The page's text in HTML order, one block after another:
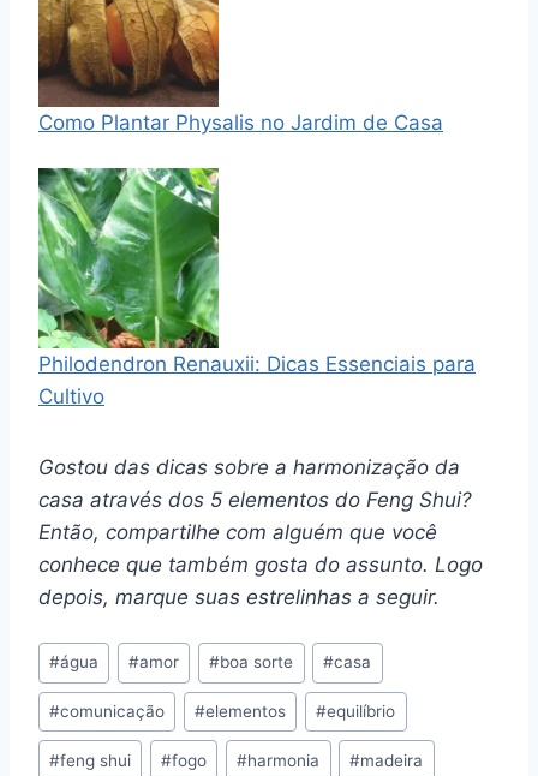
Como Plantar Physalis no Jardim de Casa
Philodendron Renauxii: Dicas Essenciais para
Cultivo
Gostou das dicas sobre a harmonização da
casa através dos 5 elementos do Feng Shui?
Então, compartilhe com alguém que você
conhece que também gosta do assunto. Logo
depois, marque suas estrelinhas a seguir.
Tags
do
Post:
#água #amor #boa sorte #casa
#comunicação #elementos #equilíbrio
#feng shui #fogo #harmonia #madeira